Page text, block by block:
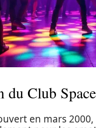
du Club
en mars